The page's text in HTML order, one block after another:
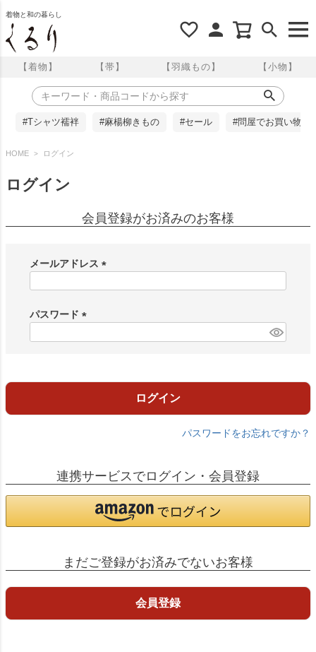
着物と和の暮らし
【着物】 【帯】 【羽織もの】 【小物】
#Tシャツ襦袢 #麻楊柳きもの #セール #問屋でお買い物
HOME ログイン
ログイン
会員登録がお済みのお客様
メールアドレス
)
パスワード
ログイン
パスワードをお忘れですか？
連携サービスでログイン・会員登録
まだご登録がお済みでないお客様
会員登録